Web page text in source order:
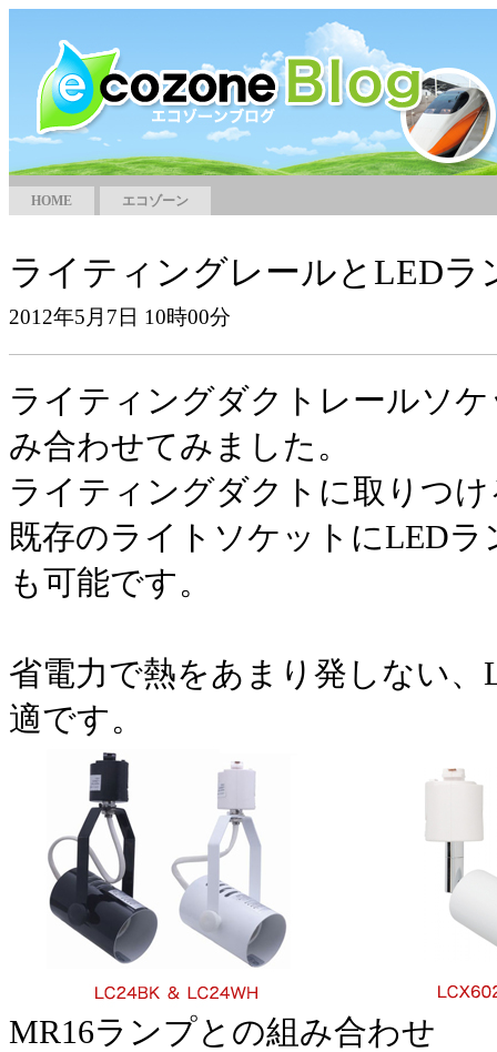
HOME エコゾーン
ライティングレールとLEDラ
2012年5月7日 10時00分
ライティングダクトレールソ
み合わせてみました。
ライティングダクトに取りつ
既存のライトソケットにLED
も可能です。
省電力で熱をあまり発しない
適です。
MR16ランプとの組み合わせ